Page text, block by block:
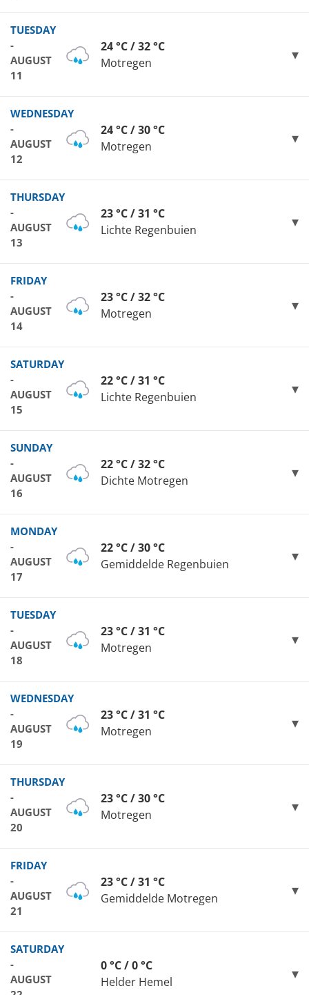
TUESDAY
-
AUGUST
11
24 °C / 32 °C
Motregen
WEDNESDAY
-
AUGUST
12
24 °C / 30 °C
Motregen
THURSDAY
-
AUGUST
13
23 °C / 31 °C
Lichte Regenbuien
FRIDAY
-
AUGUST
14
23 °C / 32 °C
Motregen
SATURDAY
-
AUGUST
15
22 °C / 31 °C
Lichte Regenbuien
SUNDAY
-
AUGUST
16
22 °C / 32 °C
Dichte Motregen
MONDAY
-
AUGUST
17
22 °C / 30 °C
Gemiddelde Regenbuien
TUESDAY
-
AUGUST
18
23 °C / 31 °C
Motregen
WEDNESDAY
-
AUGUST
19
23 °C / 31 °C
Motregen
THURSDAY
-
AUGUST
20
23 °C / 30 °C
Motregen
FRIDAY
-
AUGUST
21
23 °C / 31 °C
Gemiddelde Motregen
SATURDAY
-
AUGUST
0 °C / 0 °C
Helder Hemel